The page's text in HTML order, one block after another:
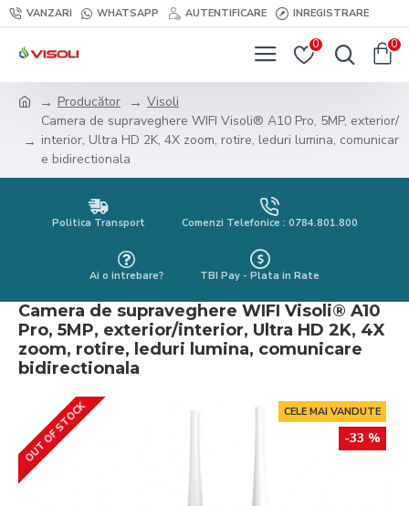
VANZARI WHATSAPP AUTENTIFICARE INREGISTRARE
0 0
Producător
Visoli
Camera de supraveghere WIFI Visoli® A10 Pro, 5MP, exterior/
interior, Ultra HD 2K, 4X zoom, rotire, leduri lumina, comunicar
e bidirectionala
Politica Transport Comenzi Telefonice : 0784.801.800
Ai o intrebare? TBI Pay - Plata in Rate
Camera de supraveghere WIFI Visoli® A10
Pro, 5MP, exterior/interior, Ultra HD 2K, 4X
zoom, rotire, leduri lumina, comunicare
bidirectionala
CELE MAI VANDUTE
-33 %
OUT OF STOCK